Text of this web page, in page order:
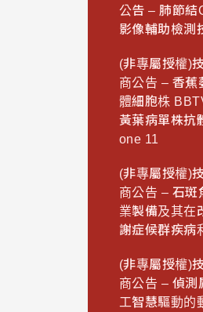
公告 – 肺節結
影像輔助檢測
(非專屬授權)
商公告 – 香蕉
體細胞株
黃葉病單株抗
one 11
(非專屬授權)
商公告 – 石斑
業製備及其在
謝症候群疾病
(非專屬授權)
商公告 – 偵測
工智慧驅動的